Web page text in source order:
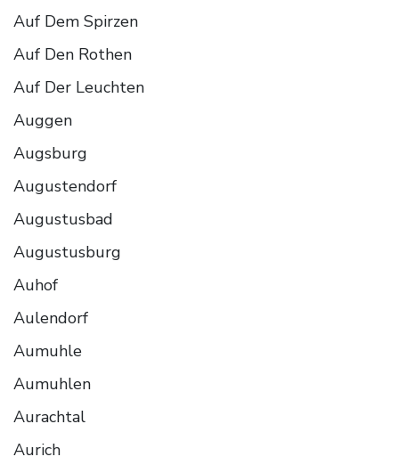
Auf Dem Spirzen
Auf Den Rothen
Auf Der Leuchten
Auggen
Augsburg
Augustendorf
Augustusbad
Augustusburg
Auhof
Aulendorf
Aumuhle
Aumuhlen
Aurachtal
Aurich